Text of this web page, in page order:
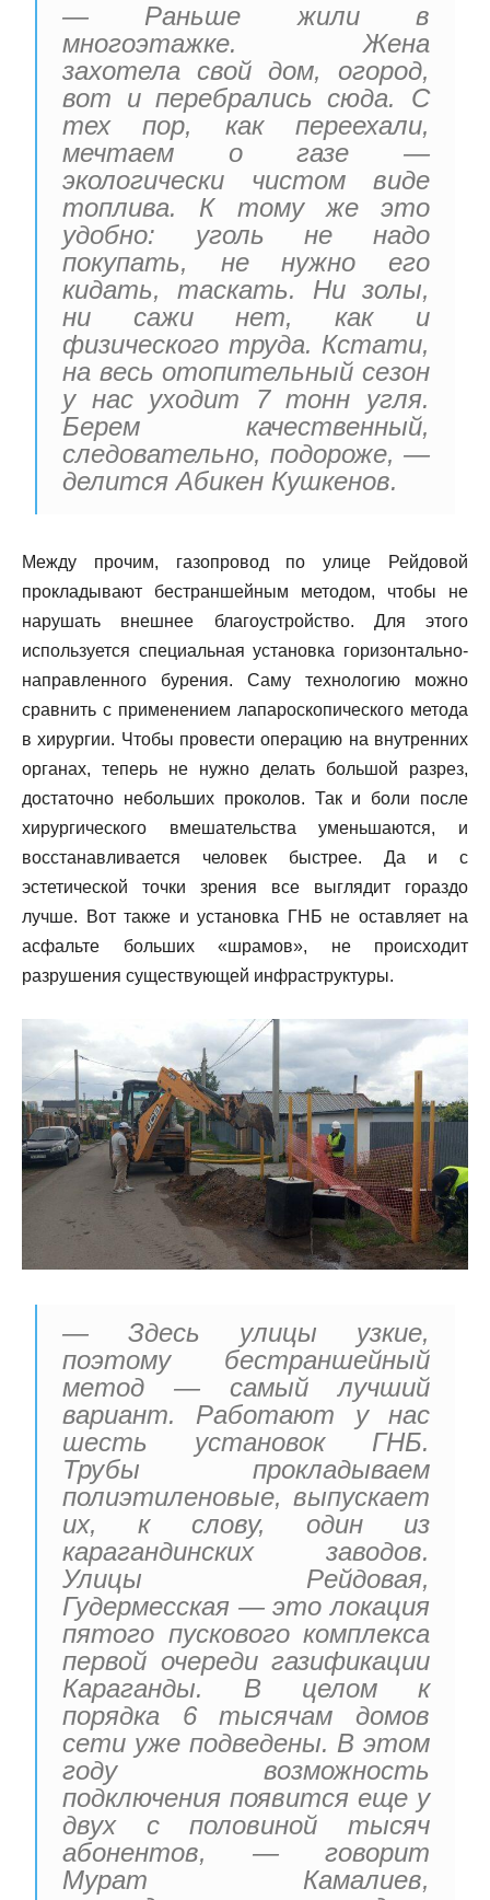
— Раньше жили в
многоэтажке. Жена
захотела свой дом, огород,
вот и перебрались сюда. С
тех пор, как переехали,
мечтаем о газе —
экологически чистом виде
топлива. К тому же это
удобно: уголь не надо
покупать, не нужно его
кидать, таскать. Ни золы,
ни сажи нет, как и
физического труда. Кстати,
на весь отопительный сезон
у нас уходит 7 тонн угля.
Берем качественный,
следовательно, подороже, —
делится Абикен Кушкенов.
Между прочим, газопровод по улице Рейдовой
прокладывают бестраншейным методом, чтобы не
нарушать внешнее благоустройство. Для этого
используется специальная установка горизонтально-
направленного бурения. Саму технологию можно
сравнить с применением лапароскопического метода
в хирургии. Чтобы провести операцию на внутренних
органах, теперь не нужно делать большой разрез,
достаточно небольших проколов. Так и боли после
хирургического вмешательства уменьшаются, и
восстанавливается человек быстрее. Да и с
эстетической точки зрения все выглядит гораздо
лучше. Вот также и установка ГНБ не оставляет на
асфальте больших «шрамов», не происходит
разрушения существующей инфраструктуры.
— Здесь улицы узкие,
поэтому бестраншейный
метод — самый лучший
вариант. Работают у нас
шесть установок ГНБ.
Трубы прокладываем
полиэтиленовые, выпускает
их, к слову, один из
карагандинских заводов.
Улицы Рейдовая,
Гудермесская — это локация
пятого пускового комплекса
первой очереди газификации
Караганды. В целом к
порядка 6 тысячам домов
сети уже подведены. В этом
году возможность
подключения появится еще у
двух с половиной тысяч
абонентов, — говорит
Мурат Камалиев,